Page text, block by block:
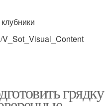
V_Sot_Visual_Content
грядку